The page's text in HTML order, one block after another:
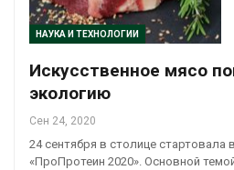
НАУКА И ТЕХНОЛОГИИ
Искусственное мясо
экологию
Сен 24, 2020
24 сентября в столице
«ПроПротеин 2020». Основной